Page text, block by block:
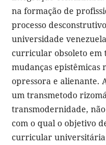
na formação de
processo
universidade
curricular obsoleto em
mudanças
opressora e alienante.
um transmetodo
transmodernidade,
com o qual o objetivo
curricular universitária